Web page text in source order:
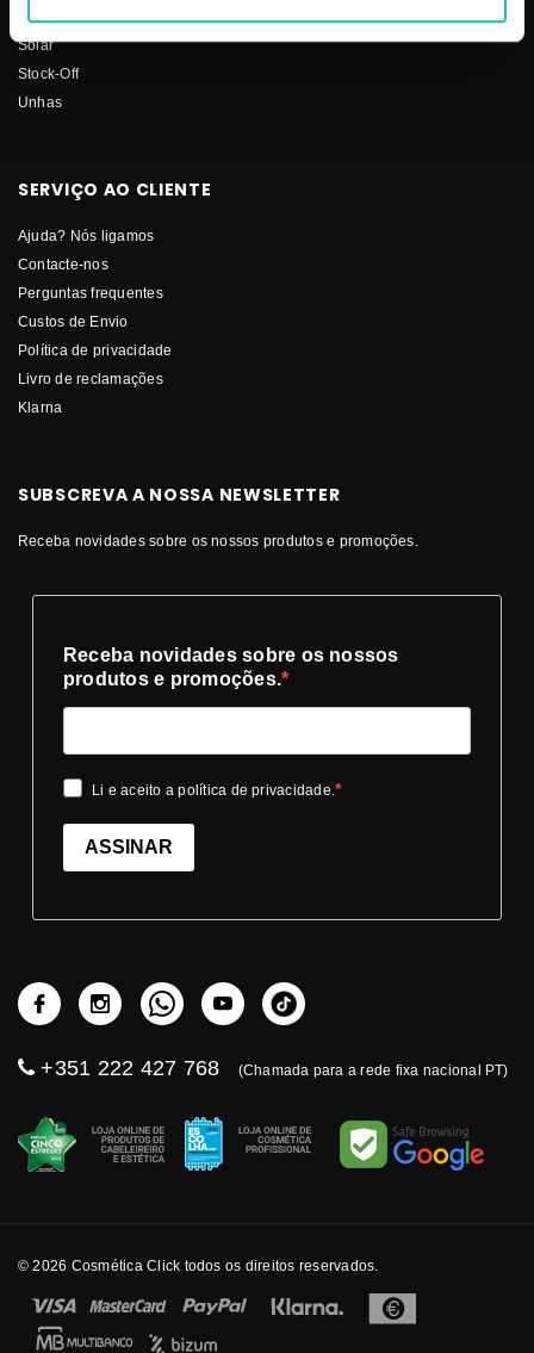
Pestanas
Solar
Stock-Off
Unhas
SERVIÇO AO CLIENTE
Ajuda? Nós ligamos
Contacte-nos
Perguntas frequentes
Custos de Envio
Política de privacidade
Livro de reclamações
Klarna
SUBSCREVA A NOSSA NEWSLETTER
Receba novidades sobre os nossos produtos e promoções.
Receba novidades sobre os nossos
produtos e promoções.
Li e aceito a política de privacidade.
ASSINAR
+351 222 427 768 (Chamada para a rede fixa nacional PT)
© 2026 Cosmética Click todos os direitos reservados.